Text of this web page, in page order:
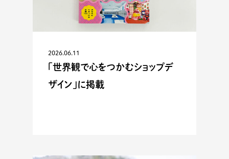
2026.06.11
「世界観で心をつかむショップデ
ザイン」に掲載